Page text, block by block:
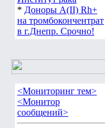
* Доноры А(ІІ) Rh+
на тромбокончентрат
в г.Днепр. Срочно!
<Мониторинг тем>
<Монитор
сообщений>